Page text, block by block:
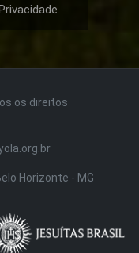
os direitos
Horizonte - MG